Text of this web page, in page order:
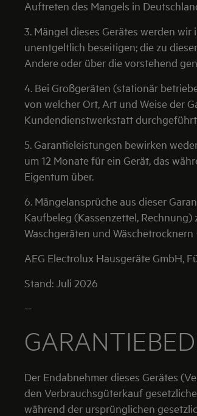
Auftreten des Mangels in
3. Mängel dieses Gerätes werden
unentgeltlich beseitigen; die zu
Andere oder über die vorstehend
4. Bei Großgeräten (stationär
von welcher Ort, Art und Weise der
Kundendienstwerkstatt
5. Garantieleistungen bewirken
um 12 Monate für ein Gerät, das
Eigentum über.
6. Mängelansprüche aus dieser
Kaufbeleg (Kassenzettel,
Waschgeräten und
AEG Electrolux Hausgeräte GmbH,
Stand: Juli 2026
--
Der Endabnehmer dieses Gerätes
den Verbrauchsgüterkauf
während der ursprünglichen